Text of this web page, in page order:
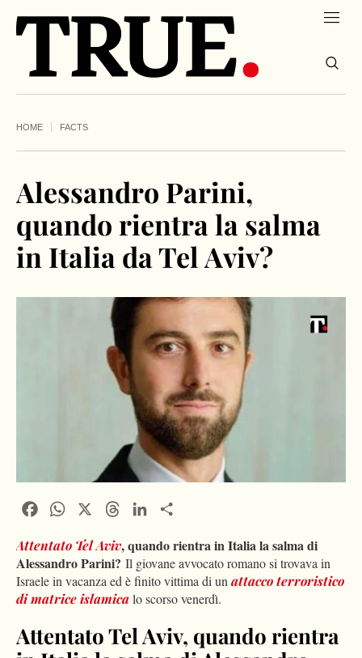
HOME FACTS
Alessandro Parini,
quando rientra la salma
in Italia da Tel Aviv?
FacebookWhatsApp ThreadsLinkedIn
Attentato Tel Aviv, quando rientra in Italia la salma di
Alessandro Parini? Il giovane avvocato romano si trovava in
Israele in vacanza ed è finito vittima di unattacco terroristico
di matrice islamicalo scorso venerdì.
Attentato Tel Aviv, quando rientra